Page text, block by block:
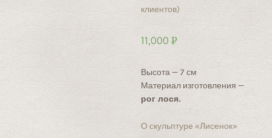
5.00из 5 на
пользователей
клиентов)
11,000Р
Высота — 7 см
Материал изготовления —
рог лося.
О скульптуре «Лисенок»